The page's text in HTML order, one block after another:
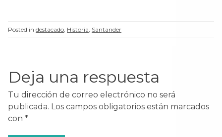
Posted in destacado, Historia, Santander
Deja una respuesta
Tu dirección de correo electrónico no será
publicada. Los campos obligatorios están marcados
con *